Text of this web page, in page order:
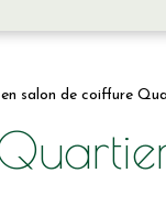
salon de coiffure